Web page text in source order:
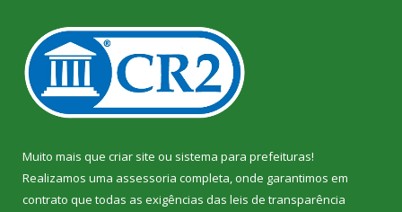
Muito mais que criar site ou sistema para prefeituras!
Realizamos uma assessoria completa, onde garantimos em
contrato que todas as exigências das leis de transparência